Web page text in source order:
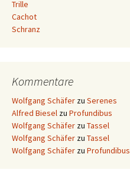
Trille
Cachot
Schranz
Kommentare
Wolfgang Schäfer zu Serenes
Alfred Biesel zu Profundibus
Wolfgang Schäfer zu Tassel
Wolfgang Schäfer zu Tassel
Wolfgang Schäfer zu Profundibus